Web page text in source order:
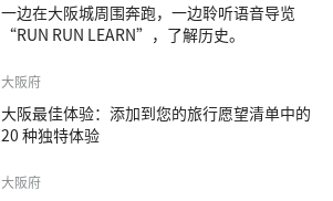
一边在大阪城周围奔跑，一边聆听语音导览
“RUN RUN LEARN”，了解历史。
大阪府
大阪最佳体验：添加到您的旅行愿望清单中的
20 种独特体验
大阪府